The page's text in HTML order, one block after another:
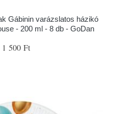
Gábinin varázslatos házikó
- 200 ml - 8 db - GoDan
1 500 Ft